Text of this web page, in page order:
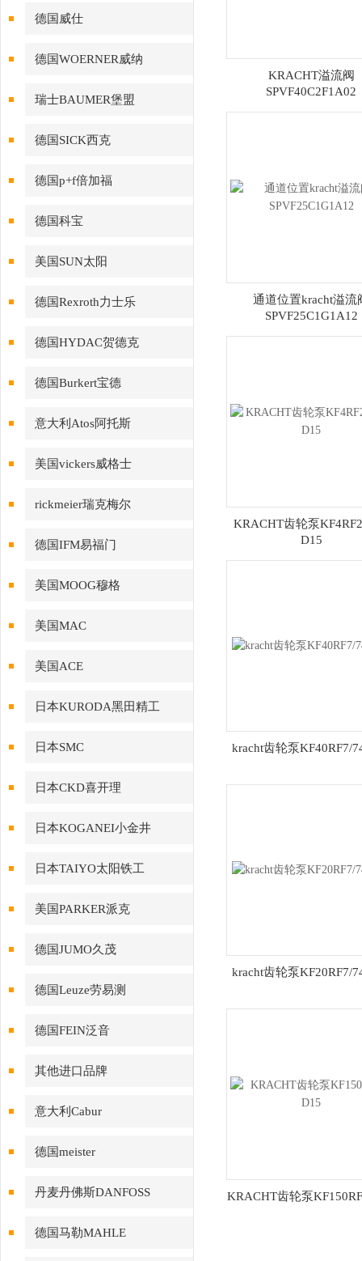
德国威仕
德国WOERNER威纳
瑞士BAUMER堡盟
德国SICK西克
德国p+f倍加福
德国科宝
美国SUN太阳
德国Rexroth力士乐
德国HYDAC贺德克
德国Burkert宝德
意大利Atos阿托斯
美国vickers威格士
rickmeier瑞克梅尔
德国IFM易福门
美国MOOG穆格
美国MAC
美国ACE
日本KURODA黑田精工
日本SMC
日本CKD喜开理
日本KOGANEI小金井
日本TAIYO太阳铁工
美国PARKER派克
德国JUMO久茂
德国Leuze劳易测
德国FEIN泛音
其他进口品牌
意大利Cabur
德国meister
丹麦丹佛斯DANFOSS
德国马勒MAHLE
KRACHT溢流阀
SPVF40C2F1A02
通道位置kracht溢流
SPVF25C1G1A12
KRACHT齿轮泵
D15
kracht齿轮泵KF40RF7/
kracht齿轮泵KF20RF7/
KRACHT齿轮泵